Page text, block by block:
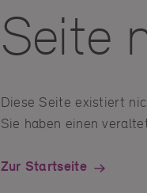
Seite
Diese Seite existiert
Sie haben einen
Zur Startseite